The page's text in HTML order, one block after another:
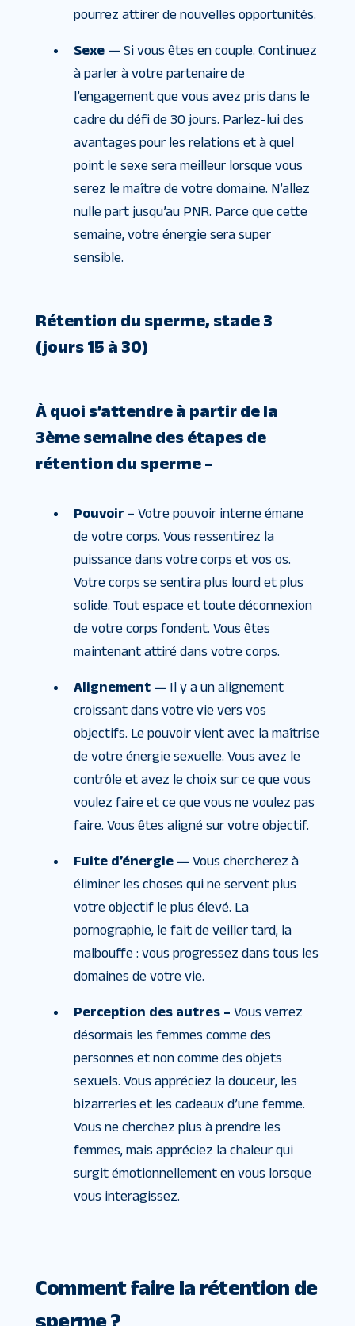
pourrez attirer de nouvelles opportunités.
Sexe — Si vous êtes en couple. Continuez
à parler à votre partenaire de
l’engagement que vous avez pris dans le
cadre du défi de 30 jours. Parlez-lui des
avantages pour les relations et à quel
point le sexe sera meilleur lorsque vous
serez le maître de votre domaine. N’allez
nulle part jusqu’au PNR. Parce que cette
semaine, votre énergie sera super
sensible.
Rétention du sperme, stade 3
(jours 15 à 30)
À quoi s’attendre à partir de la
3ème semaine des étapes de
rétention du sperme –
Pouvoir – Votre pouvoir interne émane
de votre corps. Vous ressentirez la
puissance dans votre corps et vos os.
Votre corps se sentira plus lourd et plus
solide. Tout espace et toute déconnexion
de votre corps fondent. Vous êtes
maintenant attiré dans votre corps.
Alignement — Il y a un alignement
croissant dans votre vie vers vos
objectifs. Le pouvoir vient avec la maîtrise
de votre énergie sexuelle. Vous avez le
contrôle et avez le choix sur ce que vous
voulez faire et ce que vous ne voulez pas
faire. Vous êtes aligné sur votre objectif.
Fuite d’énergie — Vous chercherez à
éliminer les choses qui ne servent plus
votre objectif le plus élevé. La
pornographie, le fait de veiller tard, la
malbouffe : vous progressez dans tous les
domaines de votre vie.
Perception des autres – Vous verrez
désormais les femmes comme des
personnes et non comme des objets
sexuels. Vous appréciez la douceur, les
bizarreries et les cadeaux d’une femme.
Vous ne cherchez plus à prendre les
femmes, mais appréciez la chaleur qui
surgit émotionnellement en vous lorsque
vous interagissez.
Comment faire la rétention de
sperme ?